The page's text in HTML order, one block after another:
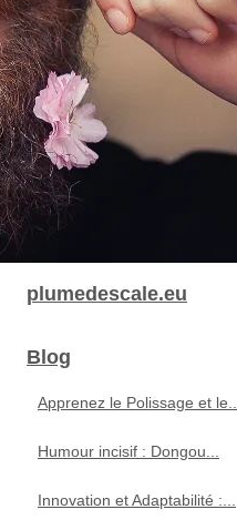
plumedescale.eu
Blog
Apprenez le Polissage et le...
Humour incisif : Dongou...
Innovation et Adaptabilité :...